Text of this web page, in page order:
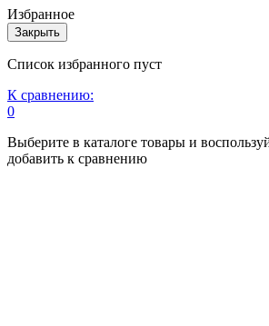
Избранное
Закрыть
Список избранного пуст
К сравнению:
0
Выберите в каталоге товары и
добавить к сравнению